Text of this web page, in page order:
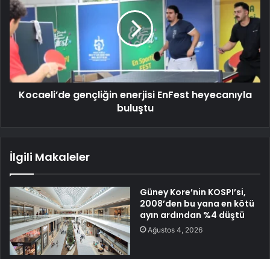
Kocaeli’de gençliğin enerjisi EnFest heyecanıyla
buluştu
İlgili Makaleler
Güney Kore’nin KOSPI’si,
2008’den bu yana en kötü
ayın ardından %4 düştü
Ağustos 4, 2026